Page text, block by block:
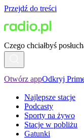
Przejdź do treści
Czego chciałbyś
Otwórz appOdkryj
Najlepsze stacje
Podcasty
Sporty na żywo
Stacje w pobliżu
Gatunki